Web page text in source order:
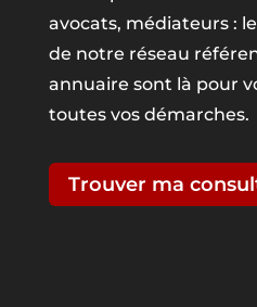
avocats, médiateurs :
de notre réseau
annuaire sont là pour
toutes vos démarches.
Trouver ma